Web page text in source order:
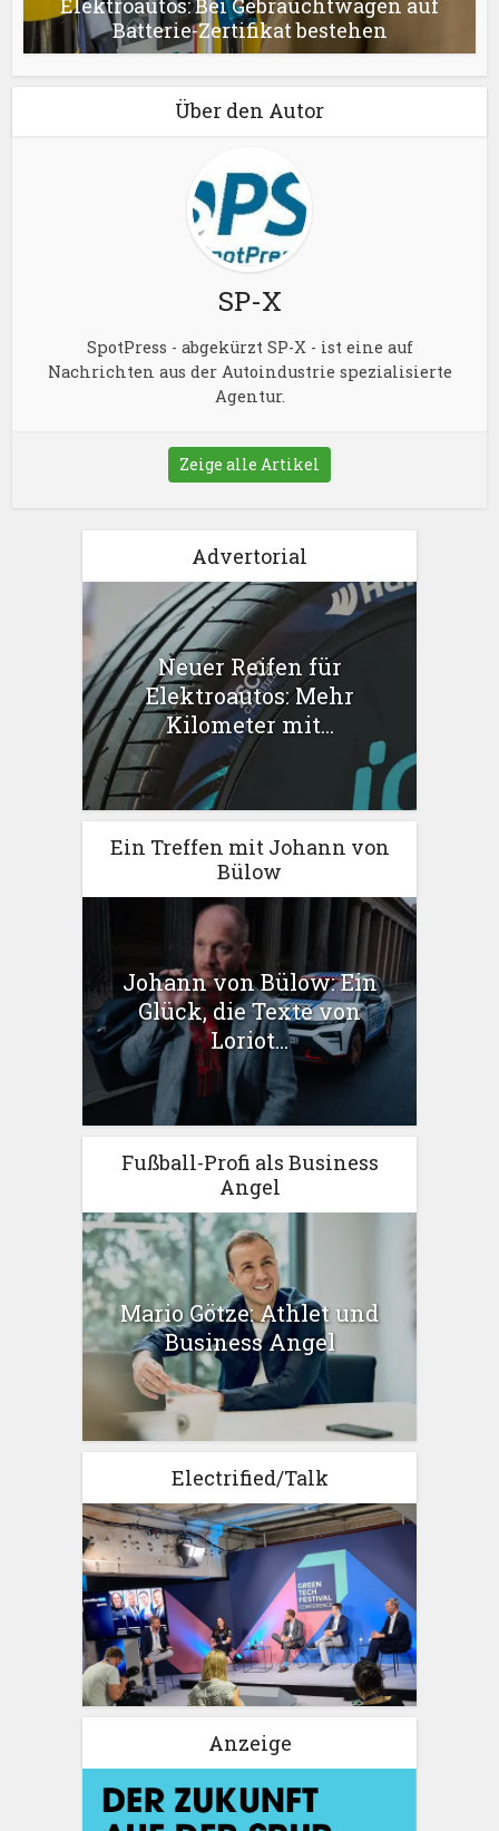
Batterie-Zertifikat bestehen
Über den Autor
SP-X
SpotPress - abgekürzt SP-X - ist eine auf
Nachrichten aus der Autoindustrie spezialisierte
Agentur.
Zeige alle Artikel
Advertorial
Neuer Reifen für
Elektroautos: Mehr
Kilometer mit...
Ein Treffen mit Johann von
Bülow
Johann von Bülow: Ein
Glück, die Texte von
Loriot...
Fußball-Profi als Business
Angel
Mario Götze: Athlet und
Business Angel
Electrified/Talk
Anzeige